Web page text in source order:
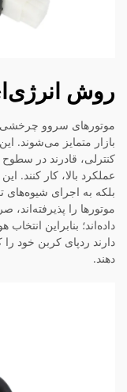
روش
موتورهای سروو چرخشی
بازار متمایز می‌شوند.
کنترلی، قادرند در
عملکرد بالا، کار کنند.
بلکه به اجرای شیوه‌های
داده‌اند؛ بنابراین
دارند ردپای کربن خود
دهند.